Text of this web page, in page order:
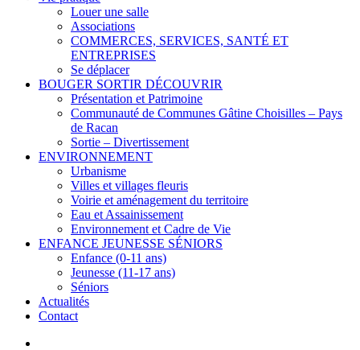
Louer une salle
Associations
COMMERCES, SERVICES, SANTÉ ET
ENTREPRISES
Se déplacer
BOUGER SORTIR DÉCOUVRIR
Présentation et Patrimoine
Communauté de Communes Gâtine Choisilles – Pays
de Racan
Sortie – Divertissement
ENVIRONNEMENT
Urbanisme
Villes et villages fleuris
Voirie et aménagement du territoire
Eau et Assainissement
Environnement et Cadre de Vie
ENFANCE JEUNESSE SÉNIORS
Enfance (0-11 ans)
Jeunesse (11-17 ans)
Séniors
Actualités
Contact